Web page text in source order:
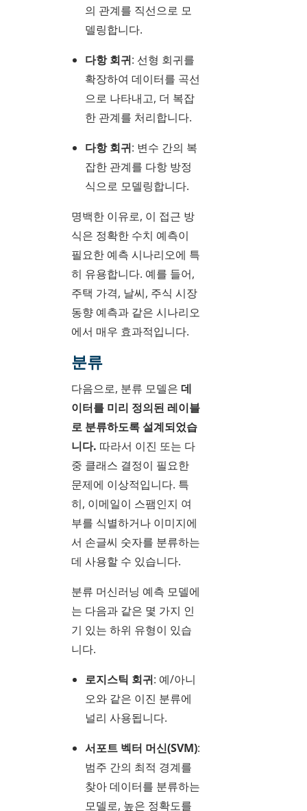
의 관계를 직선으로 모
델링합니다.
다항 회귀: 선형 회귀를
확장하여 데이터를 곡선
으로 나타내고, 더 복잡
한 관계를 처리합니다.
다항 회귀: 변수 간의 복
잡한 관계를 다항 방정
식으로 모델링합니다.
명백한 이유로, 이 접근 방
식은 정확한 수치 예측이
필요한 예측 시나리오에 특
히 유용합니다. 예를 들어,
주택 가격, 날씨, 주식 시장
동향 예측과 같은 시나리오
에서 매우 효과적입니다.
분류
다음으로, 분류 모델은 데
이터를 미리 정의된 레이블
로 분류하도록 설계되었습
니다. 따라서 이진 또는 다
중 클래스 결정이 필요한
문제에 이상적입니다. 특
히, 이메일이 스팸인지 여
부를 식별하거나 이미지에
서 손글씨 숫자를 분류하는
데 사용할 수 있습니다.
분류 머신러닝 예측 모델에
는 다음과 같은 몇 가지 인
기 있는 하위 유형이 있습
니다.
로지스틱 회귀: 예/아니
오와 같은 이진 분류에
널리 사용됩니다.
서포트 벡터 머신(SVM):
범주 간의 최적 경계를
찾아 데이터를 분류하는
모델로, 높은 정확도를